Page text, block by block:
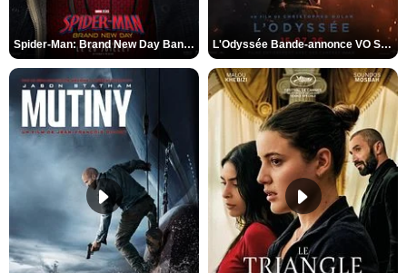
Spider-Man: Brand New Day Bande-annonce VO STFR L'Odyssée Bande-annonce VO STFR